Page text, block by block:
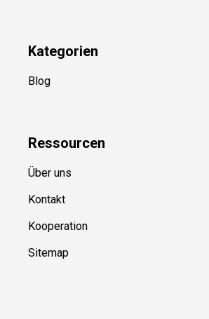
Kategorien
Blog
Ressourcen
Über uns
Kontakt
Kooperation
Sitemap